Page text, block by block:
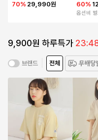
70% 29,990원
7
60%
옵션비 별
9,900원 하루특가
브랜드 전체